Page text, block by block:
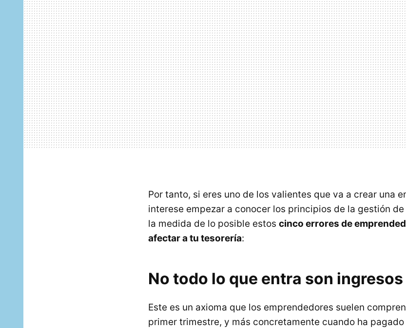
Por tanto, si eres uno de los valientes que va a crear una
interese empezar a conocer los principios de la gestión
la medida de lo posible estos cinco errores de
afectar a tu tesorería:
No todo lo que entra son ingresos
Este es un axioma que los emprendedores suelen
primer trimestre, y más concretamente cuando ha pagado